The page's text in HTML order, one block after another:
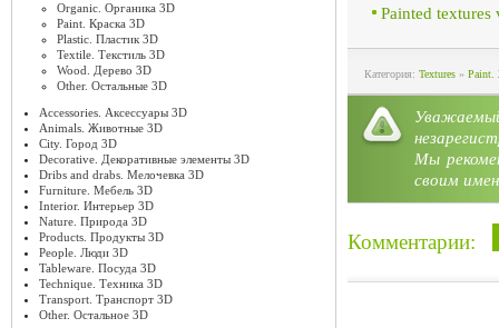
Organic. Органика 3D
Paint. Краска 3D
Plastic. Пластик 3D
Textile. Текстиль 3D
Wood. Дерево 3D
Other. Остальные 3D
Accessories. Аксессуары 3D
Animals. Животные 3D
City. Город 3D
Decorative. Декоративные элементы 3D
Dribs and drabs. Мелочевка 3D
Furniture. Мебель 3D
Interior. Интерьер 3D
Nature. Природа 3D
Products. Продукты 3D
People. Люди 3D
Tableware. Посуда 3D
Technique. Техника 3D
Transport. Транспорт 3D
Other. Остальное 3D
Painted
Категория: Textures » Paint.
Мы
своим
Комментарии: